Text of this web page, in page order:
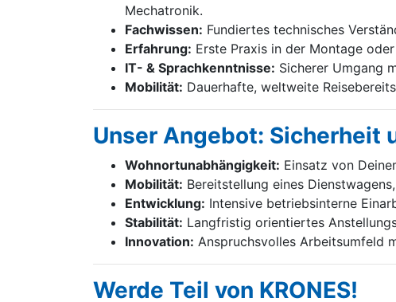
Mechatronik.
Fachwissen: Fundiertes technisches
Erfahrung: Erste Praxis in der Montage
IT- & Sprachkenntnisse: Sicherer Umgang
Mobilität: Dauerhafte, weltweite
Unser Angebot: Sicherheit
Wohnortunabhängigkeit: Einsatz von
Mobilität: Bereitstellung eines
Entwicklung: Intensive betriebsinterne
Stabilität: Langfristig orientiertes
Innovation: Anspruchsvolles Arbeitsumfeld
Werde Teil von KRONES!